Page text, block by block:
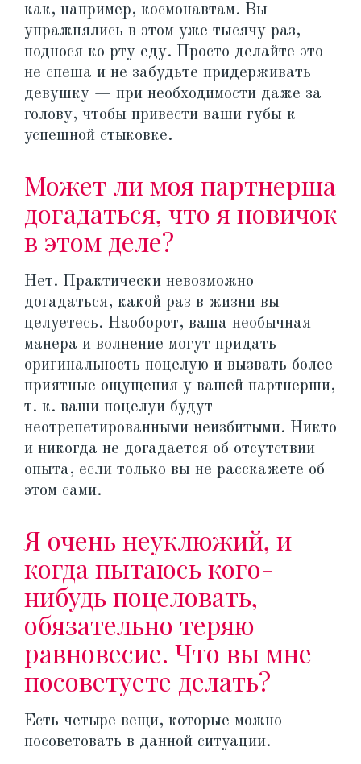
как, например, космонавтам. Вы
упражнялись в этом уже тысячу раз,
поднося ко рту еду. Просто делайте это
не спеша и не забудьте придерживать
девушку — при необходимости даже за
голову, чтобы привести ваши губы к
успешной стыковке.
Может ли моя партнерша
догадаться, что я новичок
в этом деле?
Нет. Практически невозможно
догадаться, какой раз в жизни вы
целуетесь. Наоборот, ваша необычная
манера и волнение могут придать
оригинальность поцелую и вызвать более
приятные ощущения у вашей партнерши,
т. к. ваши поцелуи будут
неотрепетированными неизбитыми. Никто
и никогда не догадается об отсутствии
опыта, если только вы не расскажете об
этом сами.
Я очень неуклюжий, и
когда пытаюсь кого-
нибудь поцеловать,
обязательно теряю
равновесие. Что вы мне
посоветуете делать?
Есть четыре вещи, которые можно
посоветовать в данной ситуации.